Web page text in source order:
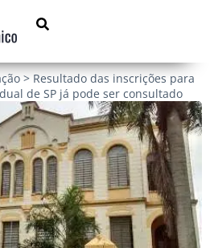
> Resultado das inscrições para
de SP já pode ser consultado